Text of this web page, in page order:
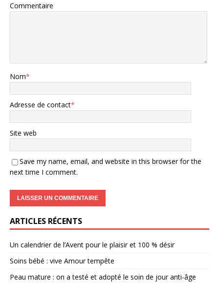
Commentaire
Nom*
Adresse de contact*
Site web
Save my name, email, and website in this browser for the
next time I comment.
ARTICLES RÉCENTS
Un calendrier de l’Avent pour le plaisir et 100 % désir
Soins bébé : vive Amour tempête
Peau mature : on a testé et adopté le soin de jour anti-âge